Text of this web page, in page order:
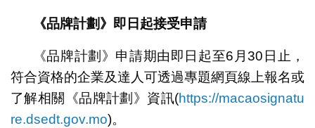
《品牌計劃》即日起接受申請
《品牌計劃》申請期由即日起至6月30日止，
符合資格的企業及達人可透過專題網頁線上報名或
了解相關《品牌計劃》資訊(https://macaosignatu
re.dsedt.gov.mo)。